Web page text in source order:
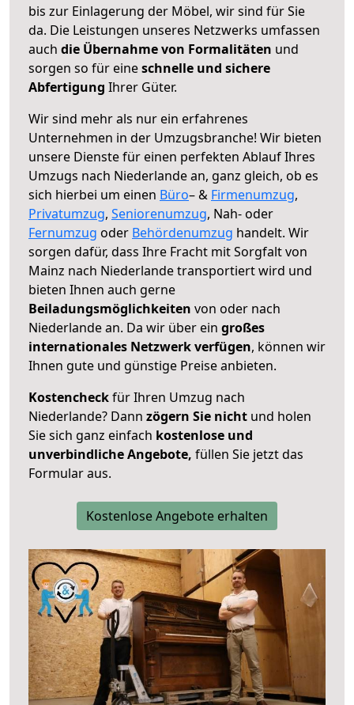
bis zur Einlagerung der Möbel, wir sind für Sie
da. Die Leistungen unseres Netzwerks umfassen
auch die Übernahme von Formalitäten und
sorgen so für eineschnelle und sichere
Abfertigung Ihrer Güter.
Wir sind mehr als nur ein erfahrenes
Unternehmen in der Umzugsbranche! Wir bieten
unsere Dienste für einen perfekten Ablauf Ihres
Umzugs nach Niederlande an, ganz gleich, ob es
sich hierbei um einen Büro– & Firmenumzug,
Privatumzug, Seniorenumzug, Nah- oder
Fernumzug oder Behördenumzug handelt. Wir
sorgen dafür, dass Ihre Fracht mit Sorgfalt von
Mainz nach Niederlande transportiert wird und
bieten Ihnen auch gerne
Beiladungsmöglichkeiten von oder nach
Niederlande an. Da wir über ein großes
internationales Netzwerk verfügen, können wir
Ihnen gute und günstige Preise anbieten.
Kostencheckfür Ihren Umzug nach
Niederlande? Dann zögern Sie nicht und holen
Sie sich ganz einfach kostenlose und
unverbindliche Angebote, füllen Sie jetzt das
Formular aus.
Kostenlose Angebote erhalten